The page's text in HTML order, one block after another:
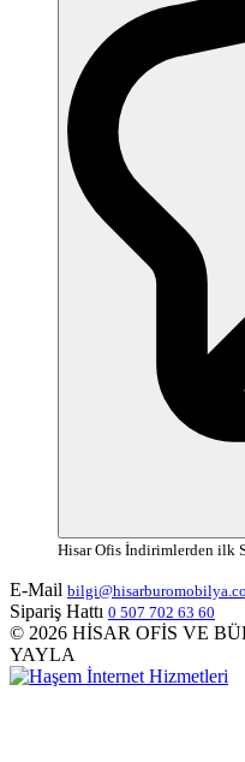
Hisar Ofis İndirimlerden ilk
E-Mail
Sipariş Hattı 0 507 702 63 60
© 2026 HİSAR OFİS VE
YAYLA